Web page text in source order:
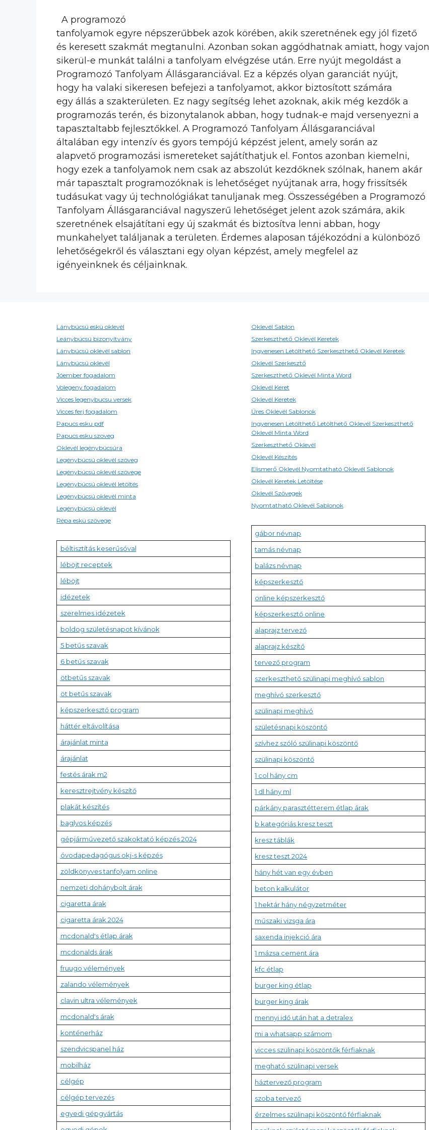
A programozó
tanfolyamok egyre népszerűbbek azok körében, akik szeretnének egy jól fizető
és keresett szakmát megtanulni. Azonban sokan aggódhatnak amiatt, hogy vajon
sikerül-e munkát találni a tanfolyam elvégzése után. Erre nyújt megoldást a
Programozó Tanfolyam Állásgaranciával. Ez a képzés olyan garanciát nyújt,
hogy ha valaki sikeresen befejezi a tanfolyamot, akkor biztosított számára
egy állás a szakterületen. Ez nagy segítség lehet azoknak, akik még kezdők a
programozás terén, és bizonytalanok abban, hogy tudnak-e majd versenyezni a
tapasztaltabb fejlesztőkkel. A Programozó Tanfolyam Állásgaranciával
általában egy intenzív és gyors tempójú képzést jelent, amely során az
alapvető programozási ismereteket sajátíthatjuk el. Fontos azonban kiemelni,
hogy ezek a tanfolyamok nem csak az abszolút kezdőknek szólnak, hanem akár
már tapasztalt programozóknak is lehetőséget nyújtanak arra, hogy frissítsék
tudásukat vagy új technológiákat tanuljanak meg. Összességében a Programozó
Tanfolyam Állásgaranciával nagyszerű lehetőséget jelent azok számára, akik
szeretnének elsajátítani egy új szakmát és biztosítva lenni abban, hogy
munkahelyet találjanak a területen. Érdemes alaposan tájékozódni a különböző
lehetőségekről és választani egy olyan képzést, amely megfelel az
igényeinknek és céljainknak.
Lánybúcsú eskü oklevél
Leánybúcsú bizonyítvány
Lánybúcsú oklevél sablon
Lánybúcsú oklevél
Jóember fogadalom
Volegeny fogadalom
Vicces legenybucsu versek
Vicces ferj fogadalom
Papucs esku pdf
Papucs esku szoveg
Oklevél legénybúcsúra
Legénybúcsú oklevél szöveg
Legénybúcsú oklevél szövege
Legénybúcsú oklevél letöltés
Legénybúcsú oklevél minta
Legénybúcsú oklevél
Répa eskü szövege
béltisztítás keserűsóval
léböjt receptek
léböjt
idézetek
szerelmes idézetek
boldog születésnapot kívánok
5 betűs szavak
6 betűs szavak
ötbetűs szavak
öt betűs szavak
képszerkesztő program
háttér eltávolítása
árajánlat minta
árajánlat
festés árak m2
keresztrejtvény készítő
plakát készítés
baglyos képzés
gépjárművezető szakoktató képzés 2024
óvodapedagógus okj-s képzés
zöldkönyves tanfolyam online
nemzeti dohánybolt árak
cigaretta árak
cigaretta árak 2024
mcdonald's étlap árak
mcdonalds árak
fruugo vélemények
zalando vélemények
clavin ultra vélemények
mcdonald's árak
konténerház
szendvicspanel ház
mobilház
célgép
célgép tervezés
egyedi gépgyártás
Oklevél Sablon
Szerkeszthető Oklevél Keretek
Ingyenesen Letölthető Szerkeszthető Oklevél Keretek
Oklevél Szerkesztő
Szerkeszthető Oklevél Minta Word
Oklevél Keret
Oklevél Keretek
Üres Oklevél Sablonok
Ingyenesen Letölthető Letölthető Oklevél Szerkeszthető
Oklevél Minta Word
Szerkeszthető Oklevél
Oklevél Készítés
Elismerő Oklevél Nyomtatható Oklevél Sablonok
Oklevél Keretek Letöltése
Oklevél Szövegek
Nyomtatható Oklevél Sablonok
gábor névnap
tamás névnap
balázs névnap
képszerkesztő
online képszerkesztő
képszerkesztő online
alaprajz tervező
alaprajz készítő
tervező program
szerkeszthető szülinapi meghívó sablon
meghívó szerkesztő
szülinapi meghívó
születésnapi köszöntő
szívhez szóló szülinapi köszöntő
szülinapi köszöntő
1 col hány cm
1 dl hány ml
párkány parasztétterem étlap árak
b kategóriás kresz teszt
kresz táblák
kresz teszt 2024
hány hét van egy évben
beton kalkulátor
1 hektár hány négyzetméter
műszaki vizsga ára
saxenda injekció ára
1 mázsa cement ára
kfc étlap
burger king étlap
burger king árak
mennyi idő után hat a detralex
mi a whatsapp számom
vicces szülinapi köszöntők férfiaknak
megható szülinapi versek
háztervező program
szoba tervező
érzelmes szülinapi köszöntő férfiaknak